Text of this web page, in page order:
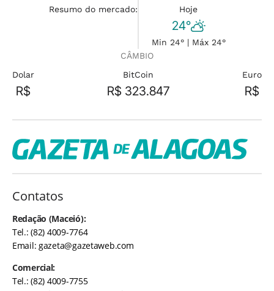
Resumo do mercado:
Hoje
24°
Min 24° | Máx 24°
CÂMBIO
Dolar
R$
BitCoin
R$ 323.847
Euro
R$
Contatos
Redação (Maceió):
Tel.: (82) 4009-7764
Email:gazeta@gazetaweb.com
Comercial:
Tel.: (82) 4009-7755